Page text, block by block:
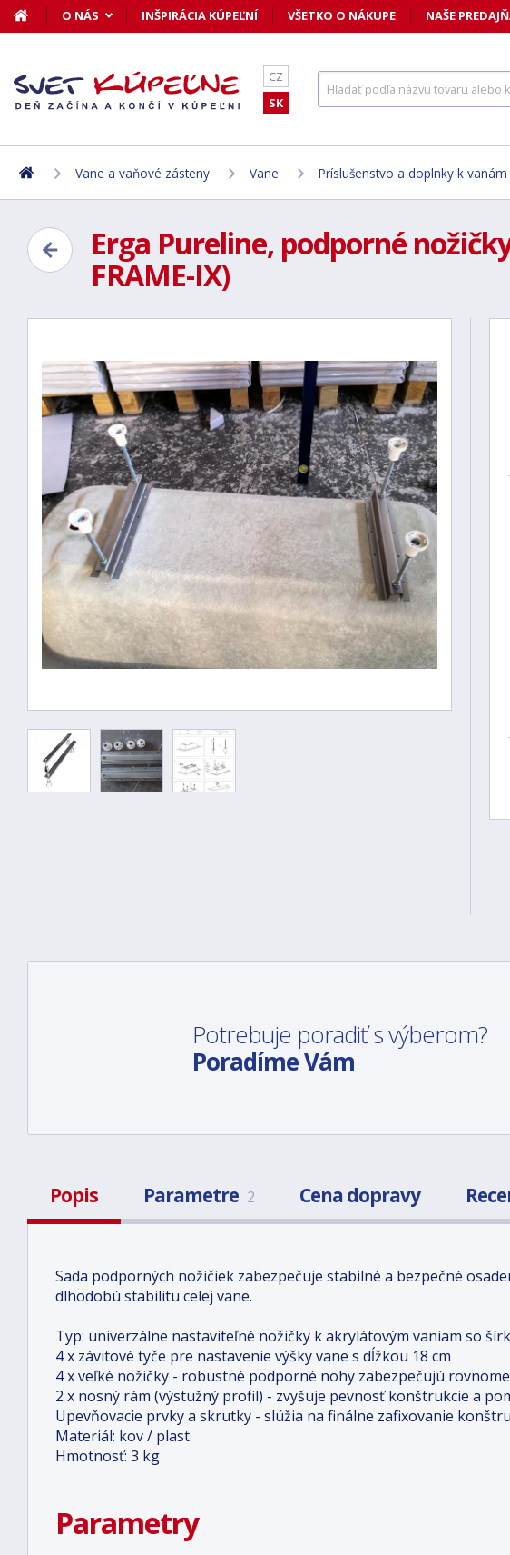
O NÁS INŠPIRÁCIA KÚPEĽNÍ VŠETKO O NÁKUPE NAŠE
CZ
SK
Vane a vaňové zásteny Vane Príslušenstvo a doplnky k vanám
Erga Pureline, podporné
FRAME-IX)
Potrebuje poradiť s výberom?
Poradíme Vám
Popis Parametre 2 Cena dopravy
Sada podporných nožičiek zabezpečuje stabilné a bezpečné
dlhodobú stabilitu celej vane.
Typ: univerzálne nastaviteľné nožičky k akrylátovým vaniam so
4 x závitové tyče pre nastavenie výšky vane s dĺžkou 18 cm
4 x veľké nožičky - robustné podporné nohy zabezpečujú
2 x nosný rám (výstužný profil) - zvyšuje pevnosť konštrukcie a
Upevňovacie prvky a skrutky - slúžia na finálne zafixovanie
Materiál: kov / plast
Hmotnosť: 3 kg
Parametry